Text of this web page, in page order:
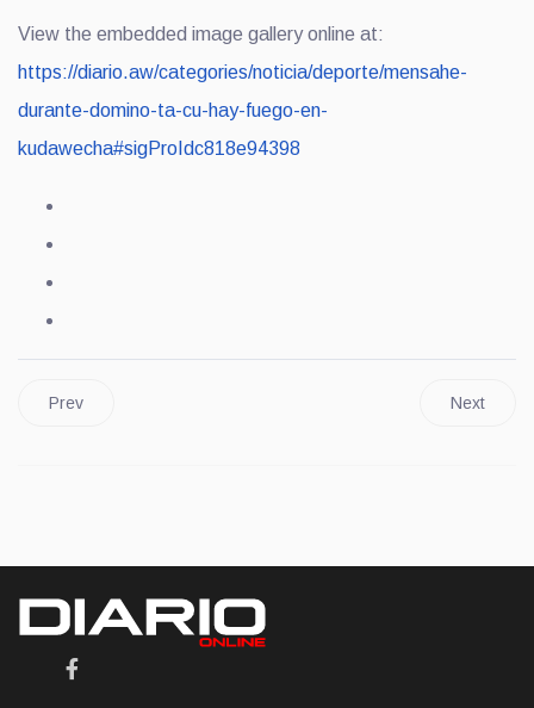
View the embedded image gallery online at:
https://diario.aw/categories/noticia/deporte/mensahe-
durante-domino-ta-cu-hay-fuego-en-
kudawecha#sigProIdc818e94398
Prev Next